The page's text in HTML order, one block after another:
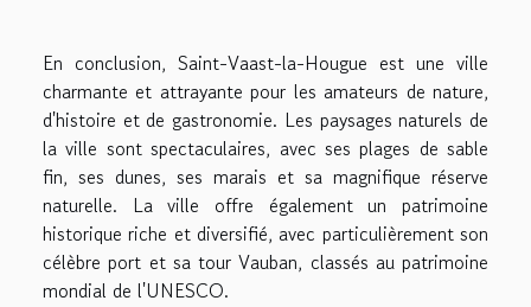
En conclusion, Saint-Vaast-la-Hougue est une ville
charmante et attrayante pour les amateurs de nature,
d'histoire et de gastronomie. Les paysages naturels de
la ville sont spectaculaires, avec ses plages de sable
fin, ses dunes, ses marais et sa magnifique réserve
naturelle. La ville offre également un patrimoine
historique riche et diversifié, avec particulièrement son
célèbre port et sa tour Vauban, classés au patrimoine
mondial de l'UNESCO.